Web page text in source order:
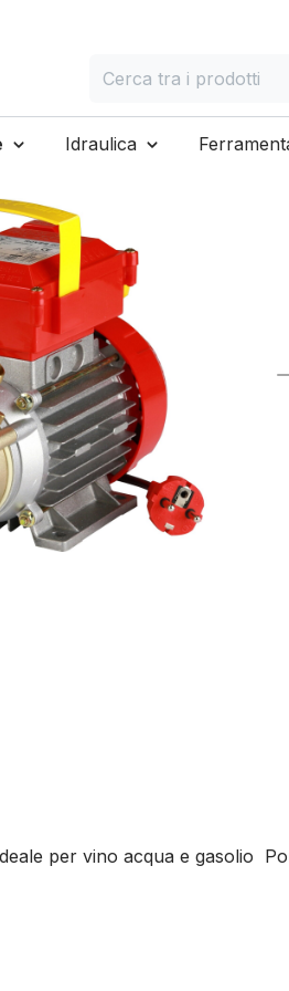
Idraulica
per vino acqua e gasolio